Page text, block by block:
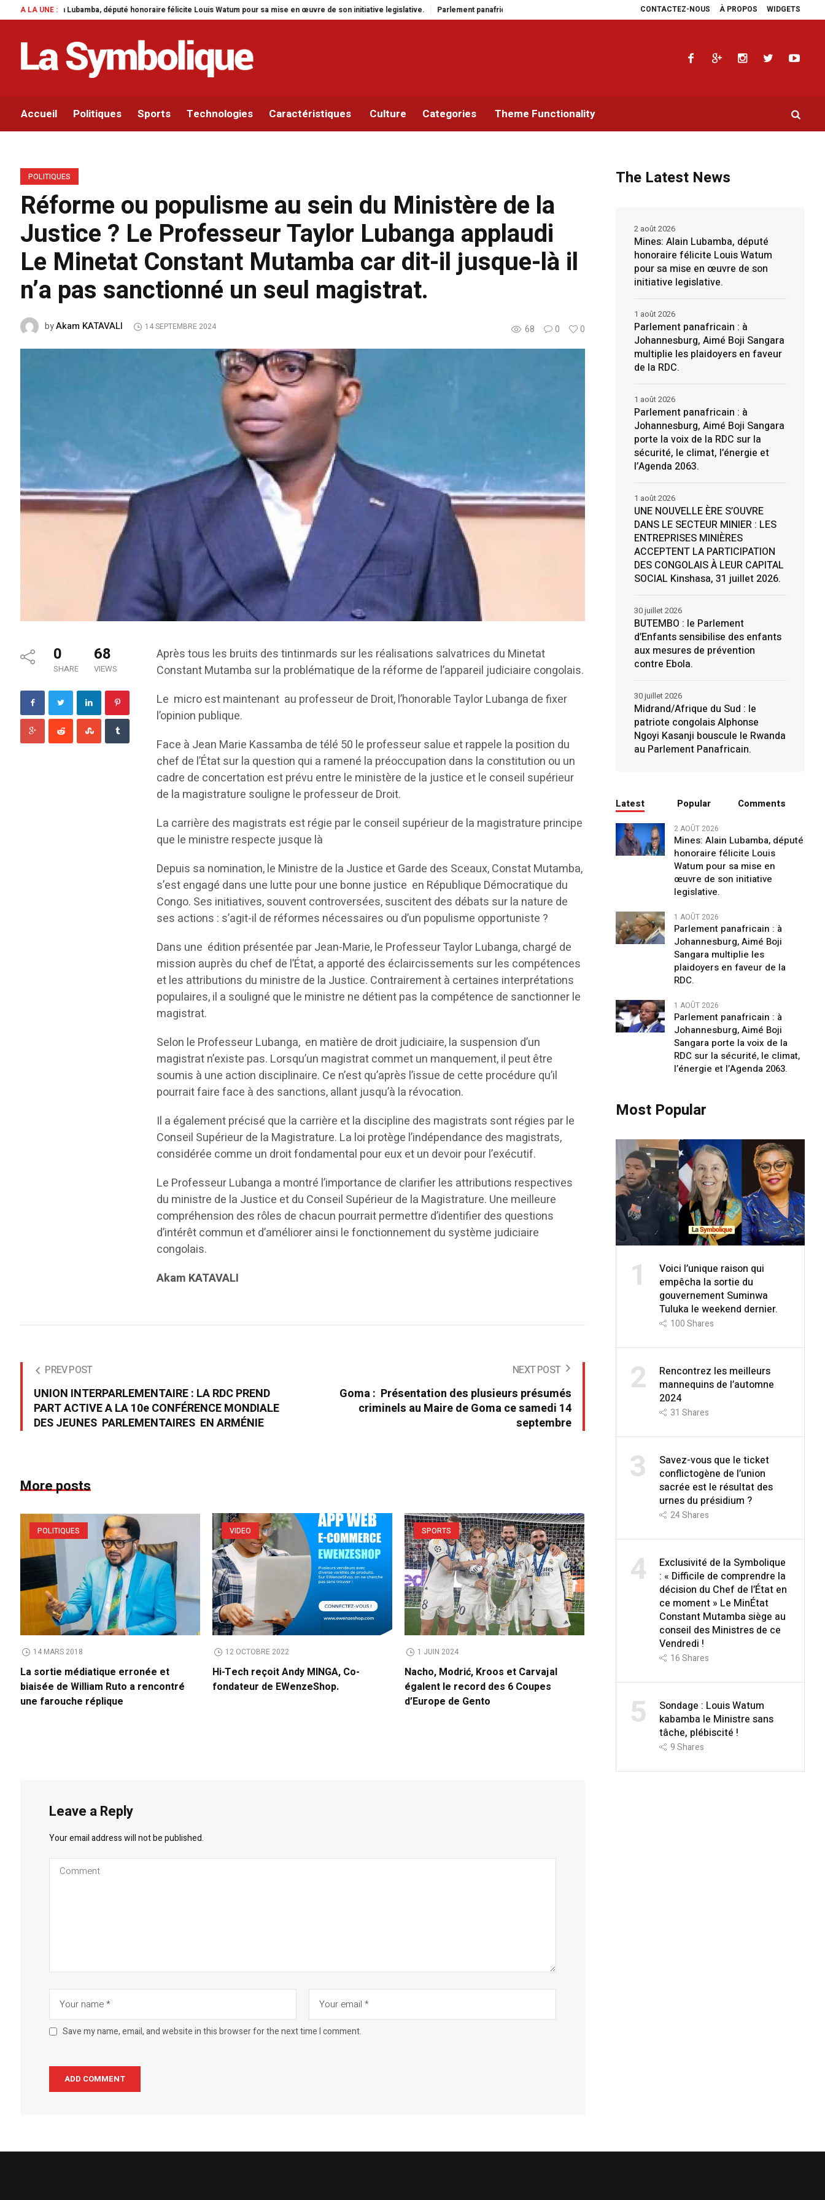
CONTACTEZ-NOUS À PROPOS WIDGETS
A LA UNE :
député honoraire félicite Louis Watum pour sa mise en œuvre de son initiative legislative. Parlement panafricain : à Johannesburg, Aimé Boji Sangara multiplie les plaidoyers en faveur de la RDC. Parlement panafricain :
Accueil Politiques Sports Technologies Caractéristiques Culture Categories Theme Functionality
POLITIQUES
Réforme ou populisme au sein du Ministère de la
Justice ? Le Professeur Taylor Lubanga applaudi
Le Minetat Constant Mutamba car dit-il jusque-là il
n’a pas sanctionné un seul magistrat.
68 0 0
byAkam KATAVALI 14 SEPTEMBRE 2024
0
SHARE
68
VIEWS
Après tous les bruits des tintinmards sur les réalisations salvatrices du Minetat
Constant Mutamba sur la problématique de la réforme de l’appareil judiciaire congolais.
Le micro est maintenant au professeur de Droit, l’honorable Taylor Lubanga de fixer
l’opinion publique.
Face à Jean Marie Kassamba de télé 50 le professeur salue et rappele la position du
chef de l’État sur la question qui a ramené la préoccupation dans la constitution ou un
cadre de concertation est prévu entre le ministère de la justice et le conseil supérieur
de la magistrature souligne le professeur de Droit.
La carrière des magistrats est régie par le conseil supérieur de la magistrature principe
que le ministre respecte jusque là
Depuis sa nomination, le Ministre de la Justice et Garde des Sceaux, Constat Mutamba,
s’est engagé dans une lutte pour une bonne justice en République Démocratique du
Congo. Ses initiatives, souvent controversées, suscitent des débats sur la nature de
ses actions : s’agit-il de réformes nécessaires ou d’un populisme opportuniste ?
Dans une édition présentée par Jean-Marie, le Professeur Taylor Lubanga, chargé de
mission auprès du chef de l’État, a apporté des éclaircissements sur les compétences
et les attributions du ministre de la Justice. Contrairement à certaines interprétations
populaires, il a souligné que le ministre ne détient pas la compétence de sanctionner le
magistrat.
Selon le Professeur Lubanga, en matière de droit judiciaire, la suspension d’un
magistrat n’existe pas. Lorsqu’un magistrat commet un manquement, il peut être
soumis à une action disciplinaire. Ce n’est qu’après l’issue de cette procédure qu’il
pourrait faire face à des sanctions, allant jusqu’à la révocation.
Il a également précisé que la carrière et la discipline des magistrats sont régies par le
Conseil Supérieur de la Magistrature. La loi protège l’indépendance des magistrats,
considérée comme un droit fondamental pour eux et un devoir pour l’exécutif.
Le Professeur Lubanga a montré l’importance de clarifier les attributions respectives
du ministre de la Justice et du Conseil Supérieur de la Magistrature. Une meilleure
compréhension des rôles de chacun pourrait permettre d’identifier des questions
d’intérêt commun et d’améliorer ainsi le fonctionnement du système judiciaire
congolais.
Akam KATAVALI
PREV POST
UNION INTERPARLEMENTAIRE : LA RDC PREND
PART ACTIVE A LA 10e CONFÉRENCE MONDIALE
DES JEUNES PARLEMENTAIRES EN ARMÉNIE
NEXT POST
Goma : Présentation des plusieurs présumés
criminels au Maire de Goma ce samedi 14
septembre
More posts
POLITIQUES
14 MARS 2018
La sortie médiatique erronée et
biaisée de William Ruto a rencontré
une farouche réplique
VIDEO
12 OCTOBRE 2022
Hi-Tech reçoit Andy MINGA, Co-
fondateur de EWenzeShop.
SPORTS
1 JUIN 2024
Nacho, Modrić, Kroos et Carvajal
égalent le record des 6 Coupes
d’Europe de Gento
Leave a Reply
Your email address will not be published.
Save my name, email, and website in this browser for the next time I comment.
The Latest News
Mines: Alain Lubamba, député
honoraire félicite Louis Watum
pour sa mise en œuvre de son
initiative legislative.
2 août 2026
Parlement panafricain : à
Johannesburg, Aimé Boji Sangara
multiplie les plaidoyers en faveur
de la RDC.
1 août 2026
Parlement panafricain : à
Johannesburg, Aimé Boji Sangara
porte la voix de la RDC sur la
sécurité, le climat, l’énergie et
l’Agenda 2063.
1 août 2026
UNE NOUVELLE ÈRE S’OUVRE
DANS LE SECTEUR MINIER : LES
ENTREPRISES MINIÈRES
ACCEPTENT LA PARTICIPATION
DES CONGOLAIS À LEUR CAPITAL
SOCIAL Kinshasa, 31 juillet 2026.
1 août 2026
BUTEMBO : le Parlement
d’Enfants sensibilise des enfants
aux mesures de prévention
contre Ebola.
30 juillet 2026
Midrand/Afrique du Sud : le
patriote congolais Alphonse
Ngoyi Kasanji bouscule le Rwanda
au Parlement Panafricain.
30 juillet 2026
Latest Popular Comments
2 AOÛT 2026
Mines: Alain Lubamba, député
honoraire félicite Louis
Watum pour sa mise en
œuvre de son initiative
legislative.
1 AOÛT 2026
Parlement panafricain : à
Johannesburg, Aimé Boji
Sangara multiplie les
plaidoyers en faveur de la
RDC.
1 AOÛT 2026
Parlement panafricain : à
Johannesburg, Aimé Boji
Sangara porte la voix de la
RDC sur la sécurité, le climat,
l’énergie et l’Agenda 2063.
Most Popular
1
Voici l’unique raison qui
empêcha la sortie du
gouvernement Suminwa
Tuluka le weekend dernier.
100Shares
2
Rencontrez les meilleurs
mannequins de l’automne
2024
31 Shares
3
Savez-vous que le ticket
conflictogène de l’union
sacrée est le résultat des
urnes du présidium ?
24Shares
4
Exclusivité de la Symbolique
: « Difficile de comprendre la
décision du Chef de l’État en
ce moment » Le MinÉtat
Constant Mutamba siège au
conseil des Ministres de ce
Vendredi !
16Shares
5
Sondage : Louis Watum
kabamba le Ministre sans
tâche, plébiscité !
9Shares